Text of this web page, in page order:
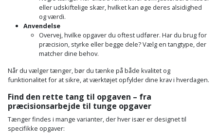
eller udskiftelige skær, hvilket kan øge deres alsidighed
og værdi.
Anvendelse
Overvej, hvilke opgaver du oftest udfører. Har du brug for
præcision, styrke eller begge dele? Vælg en tangtype, der
matcher dine behov.
Når du vælger tænger, bør du tænke på både kvalitet og
funktionalitet for at sikre, at værktøjet opfylder dine krav i hverdagen.
Find den rette tang til opgaven – fra
præcisionsarbejde til tunge opgaver
Tænger findes i mange varianter, der hver især er designet til
specifikke opgaver: